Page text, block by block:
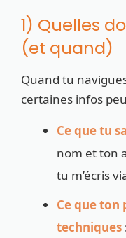
1) Quelles
(et quand)
Quand tu
certaines infos
Ce que tu
nom et ton
tu m’écris
Ce que ton
techniques